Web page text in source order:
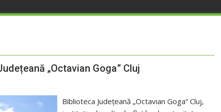
„Octavian Goga” Cluj
Biblioteca Județeană „Octavian Goga” Cluj,